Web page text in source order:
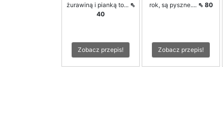
żurawiną i pianką to... ⇖
40
Zobacz przepis!
rok, są pyszne.... ⇖ 80
Zobacz przepis!